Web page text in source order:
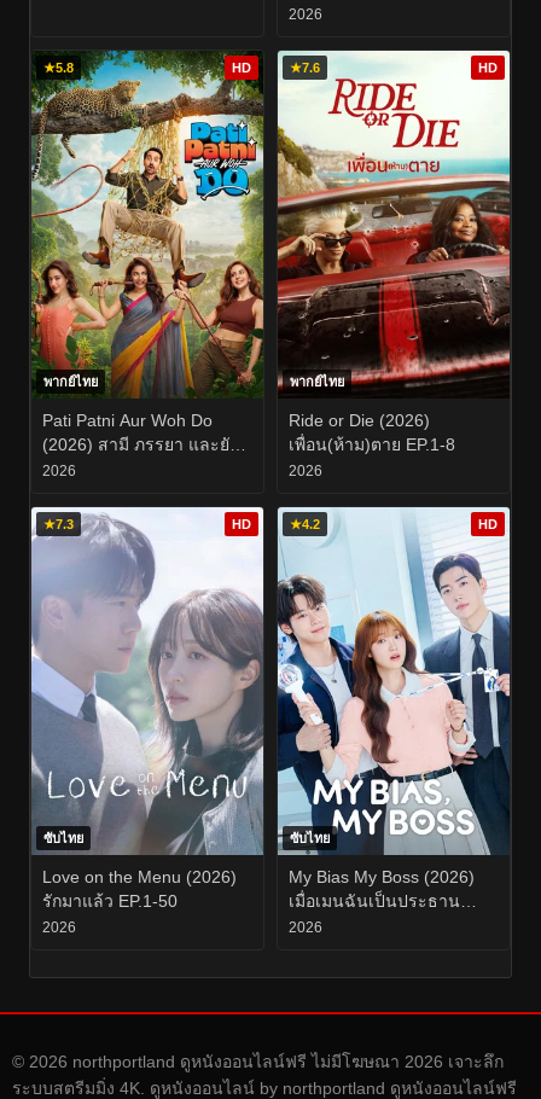
2026
★5.8 HD
พากย์ไทย
Pati Patni Aur Woh Do
(2026) สามี ภรรยา และยัย
สองสาวตัวป่วน
2026
★7.6 HD
พากย์ไทย
Ride or Die (2026)
เพื่อน(ห้าม)ตาย EP.1-8
2026
★7.3 HD
ซับไทย
Love on the Menu (2026)
รักมาแล้ว EP.1-50
2026
★4.2 HD
ซับไทย
My Bias My Boss (2026)
เมื่อเมนฉันเป็นประธาน
บริษัท EP.1-12
2026
© 2026 northportland ดูหนังออนไลน์ฟรี ไม่มีโฆษณา 2026 เจาะลึก
ระบบสตรีมมิ่ง 4K. ดูหนังออนไลน์ by northportland ดูหนังออนไลน์ฟรี